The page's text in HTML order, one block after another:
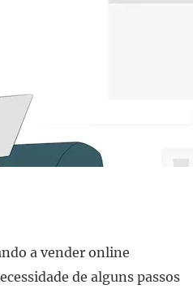
a vender online
de alguns passos